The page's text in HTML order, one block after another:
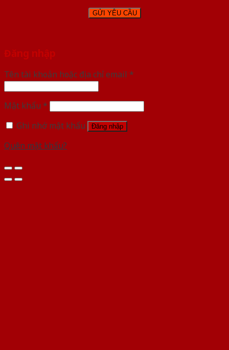
Đăng nhập
Tên tài khoản hoặc địa chỉ email *
Mật khẩu *
Ghi nhớ mật khẩu
Đăng nhập
Quên mật khẩu?